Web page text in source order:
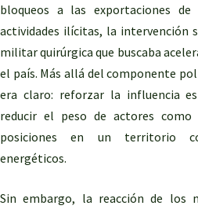
bloqueos a las exportaciones de
actividades ilícitas, la intervención
militar quirúrgica que buscaba
el país. Más allá del componente
era claro: reforzar la influencia
reducir el peso de actores como
posiciones en un territorio
energéticos.
Sin embargo, la reacción de los